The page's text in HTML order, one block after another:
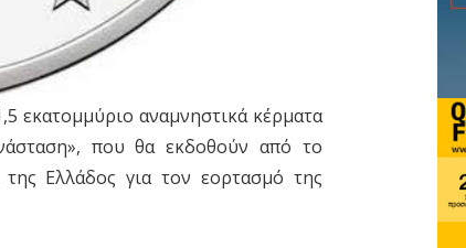
εκατομμύριο αναμνηστικά κέρματα
που θα εκδοθούν από το
Ελλάδος για τον εορτασμό της